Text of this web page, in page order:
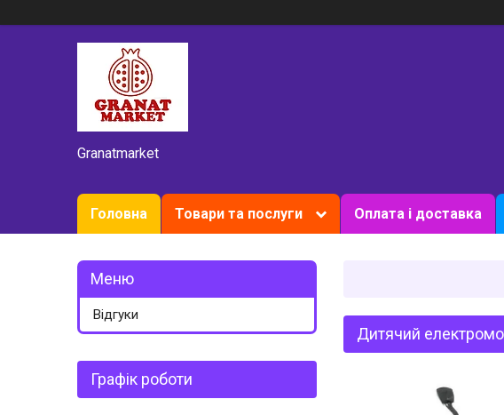
Granatmarket
Головна Товари та послуги Оплата і доставка
Дитячий
Відгуки
Графік роботи